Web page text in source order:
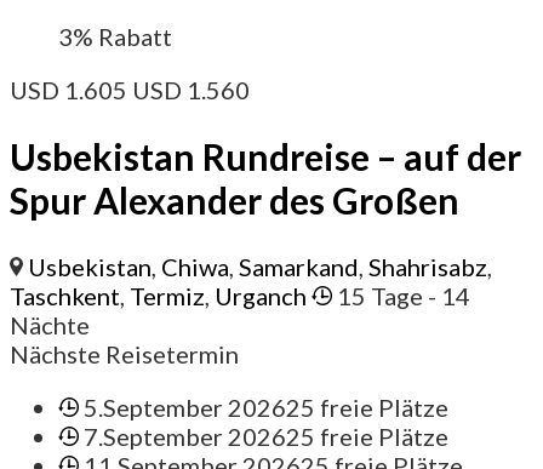
3% Rabatt
USD 1.605 USD 1.560
Usbekistan Rundreise – auf der
Spur Alexander des Großen
Usbekistan, Chiwa,Samarkand,Shahrisabz,
Taschkent, Termiz, Urganch 15 Tage - 14
Nächte
Nächste Reisetermin
5.September 202625 freie Plätze
7.September 202625 freie Plätze